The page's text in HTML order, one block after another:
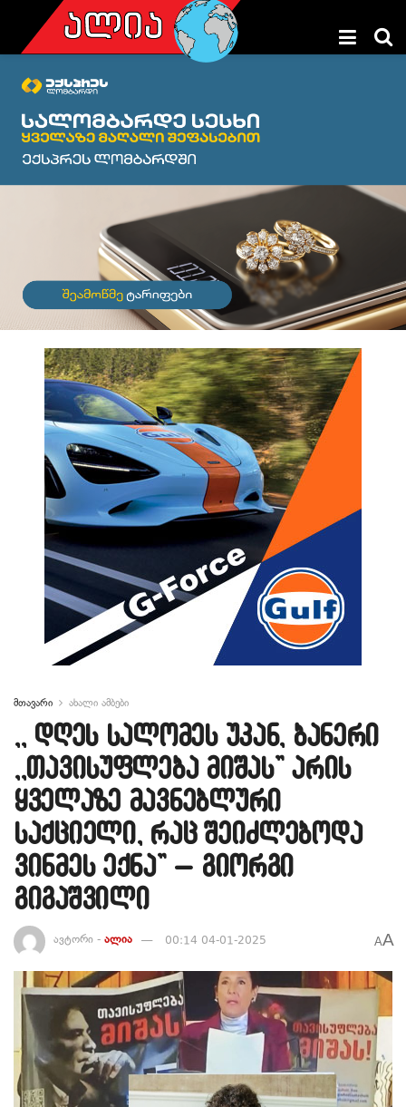
მთავარი ახალი ამბები
,, დღეს სალომეს უკან, ბანერი
,,თავისუფლება მიშას” არის
ყველაზე მავნებლური
საქციელი, რაც შეიძლებოდა
ვინმეს ექნა” – გიორგი
გიგაშვილი
ავტორი - ალია 00:14 04-01-2025 AA